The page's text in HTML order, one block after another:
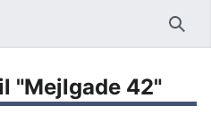
Søg
"Mejlgade 42"